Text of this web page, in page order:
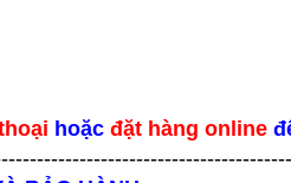
hoặc đặt hàng online